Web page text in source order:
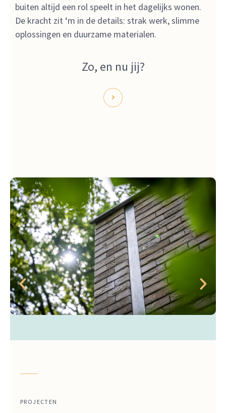
buiten altijd een rol speelt in het dagelijks wonen.
De kracht zit ‘m in de details: strak werk, slimme
oplossingen en duurzame materialen.
Zo, en nu jij?
PROJECTEN